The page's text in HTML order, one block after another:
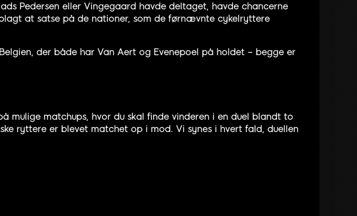
Pedersen eller Vingegaard havde deltaget, havde chancerne
at satse på de nationer, som de førnævnte cykelryttere
der både har Van Aert og Evenepoel på holdet – begge er
matchups, hvor du skal finde vinderen i en duel blandt to
ryttere er blevet matchet op i mod. Vi synes i hvert fald, duellen